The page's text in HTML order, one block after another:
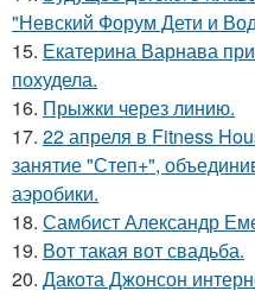
"Невский Форум Дети и
15. Екатерина Варнава
похудела.
16. Прыжки через линию.
17. 22 апреля в Fitness
занятие "Степ+",
аэробики.
18. Самбист Александр
19. Вот такая вот свадьба.
20. Дакота Джонсон